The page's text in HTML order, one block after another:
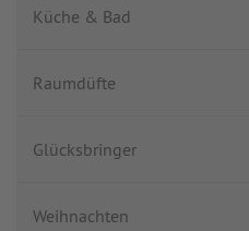
Küche & Bad
Raumdüfte
Glücksbringer
Weihnachten